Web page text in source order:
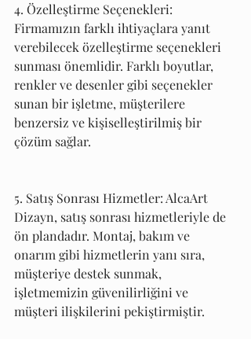
4. Özelleştirme Seçenekleri:
Firmamızın farklı ihtiyaçlara yanıt
verebilecek özelleştirme seçenekleri
sunması önemlidir. Farklı boyutlar,
renkler ve desenler gibi seçenekler
sunan bir işletme, müşterilere
benzersiz ve kişiselleştirilmiş bir
çözüm sağlar.
5. Satış Sonrası Hizmetler: AlcaArt
Dizayn, satış sonrası hizmetleriyle de
ön plandadır. Montaj, bakım ve
onarım gibi hizmetlerin yanı sıra,
müşteriye destek sunmak,
işletmemizin güvenilirliğini ve
müşteri ilişkilerini pekiştirmiştir.